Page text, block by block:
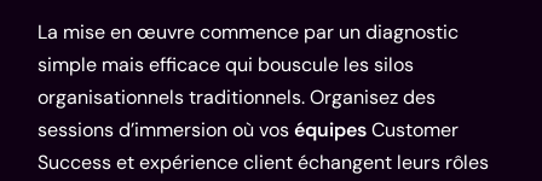
La mise en œuvre commence par un diagnostic
simple mais efficace qui bouscule les silos
organisationnels traditionnels. Organisez des
sessions d’immersion où voséquipesCustomer
Success et expérience client échangent leurs rôles